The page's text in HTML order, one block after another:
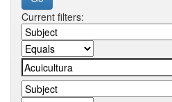
Current filters: